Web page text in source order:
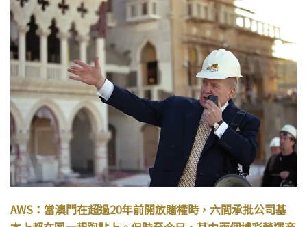
AWS：當澳門在超過20年前開放賭權時，六間承批公司基